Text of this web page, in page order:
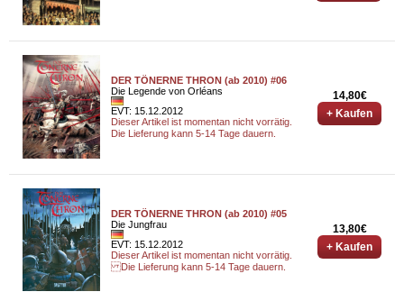
DER TÖNERNE THRON (ab 2010) #06
Die Legende von Orléans
EVT: 15.12.2012
Dieser Artikel ist momentan nicht vorrätig.
Die Lieferung kann 5-14 Tage dauern.
14,80€
+ Kaufen
DER TÖNERNE THRON (ab 2010) #05
Die Jungfrau
EVT: 15.12.2012
Dieser Artikel ist momentan nicht vorrätig.
Die Lieferung kann 5-14 Tage dauern.
13,80€
+ Kaufen